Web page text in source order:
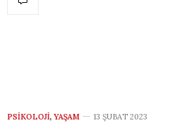
PSIKOLOJI, YAŞAM 13 ŞUBAT 2023